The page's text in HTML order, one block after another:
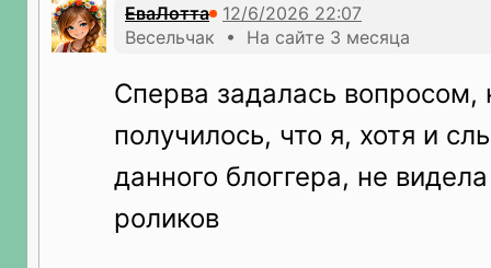
ЕваЛотта
Весельчак • На сайте 3 месяца
Сперва задалась вопросом,
получилось, что я, хотя и
данного блоггера, не
роликов